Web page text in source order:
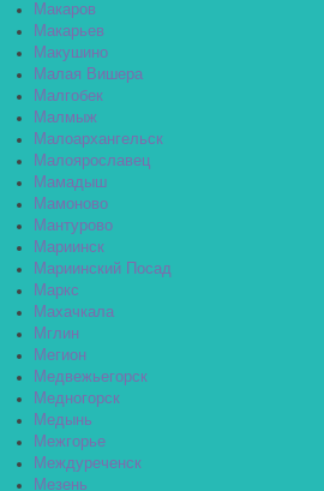
Макаров
Макарьев
Макушино
Малая Вишера
Малгобек
Малмыж
Малоархангельск
Малоярославец
Мамадыш
Мамоново
Мантурово
Мариинск
Мариинский Посад
Маркс
Махачкала
Мглин
Мегион
Медвежьегорск
Медногорск
Медынь
Межгорье
Междуреченск
Мезень